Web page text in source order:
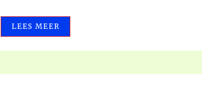
LEES MEER